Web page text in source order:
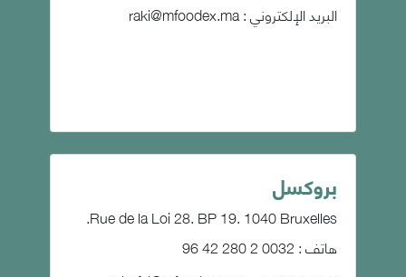
البريد الإلكتروني :raki@mfoodex.ma
بروكسل
Rue de la Loi 28. BP 19. 1040 Bruxelles.
هاتف : 0032 2 280 42 96